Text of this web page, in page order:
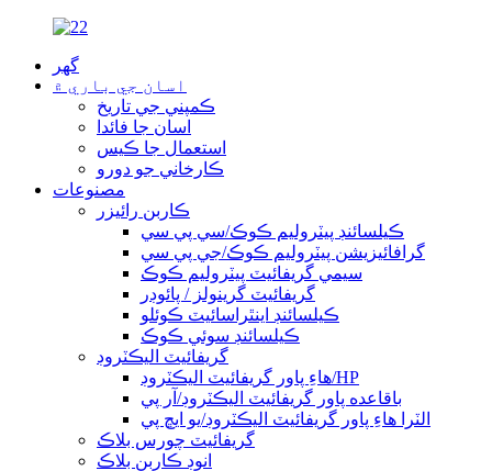
گھر
اسان جي باري ۾
ڪمپني جي تاريخ
اسان جا فائدا
استعمال جا ڪيس
ڪارخاني جو دورو
مصنوعات
ڪاربن رائيزر
ڪيلسائنڊ پيٽروليم ڪوڪ/سي پي سي
گرافائيزيشن پيٽروليم ڪوڪ/جي پي سي
سيمي گريفائيٽ پيٽروليم ڪوڪ
گريفائيٽ گرينولز / پائوڊر
ڪيلسائنڊ اينٿراسائيٽ ڪوئلو
ڪيلسائنڊ سوئي ڪوڪ
گريفائيٽ اليڪٽروڊ
هاءِ پاور گريفائيٽ اليڪٽروڊ/HP
باقاعده پاور گريفائيٽ اليڪٽروڊ/آر پي
الٽرا هاءِ پاور گريفائيٽ اليڪٽروڊ/يو ايڇ پي
گريفائيٽ چورس بلاڪ
انوڊ ڪاربن بلاڪ